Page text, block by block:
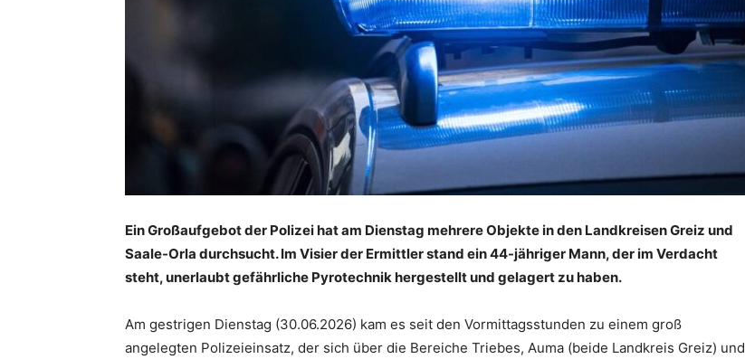
Ein Großaufgebot der Polizei hat am Dienstag mehrere Objekte in den Landkreisen Greiz und
Saale-Orla durchsucht. Im Visier der Ermittler stand ein 44-jähriger Mann, der im Verdacht
steht, unerlaubt gefährliche Pyrotechnik hergestellt und gelagert zu haben.
Am gestrigen Dienstag (30.06.2026) kam es seit den Vormittagsstunden zu einem groß
angelegten Polizeieinsatz, der sich über die Bereiche Triebes, Auma (beide Landkreis Greiz) und